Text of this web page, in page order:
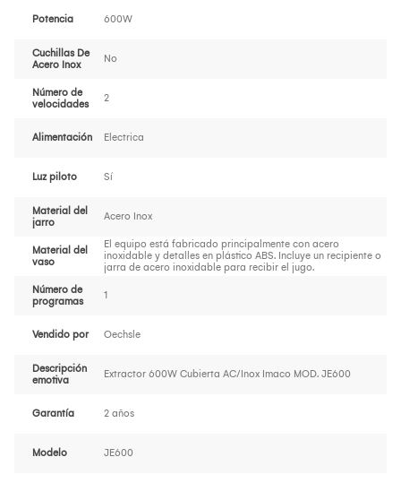
Potencia 600W
Cuchillas De
Acero Inox
No
Número de
velocidades
2
Alimentación Electrica
Luz piloto Sí
Material del
jarro
Acero Inox
Material del
vaso
El equipo está fabricado principalmente con acero
inoxidable y detalles en plástico ABS. Incluye un recipiente o
jarra de acero inoxidable para recibir el jugo.
Número de
programas
1
Vendido por Oechsle
Descripción
emotiva
Extractor 600W Cubierta AC/Inox Imaco MOD. JE600
Garantía 2 años
Modelo JE600